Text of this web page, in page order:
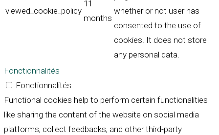
viewed_cookie_policy
11
months
whether or not user has
consented to the use of
cookies. It does not store
any personal data.
Fonctionnalités
Fonctionnalités
Functional cookies help to perform certain functionalities
like sharing the content of the website on social media
platforms, collect feedbacks, and other third-party